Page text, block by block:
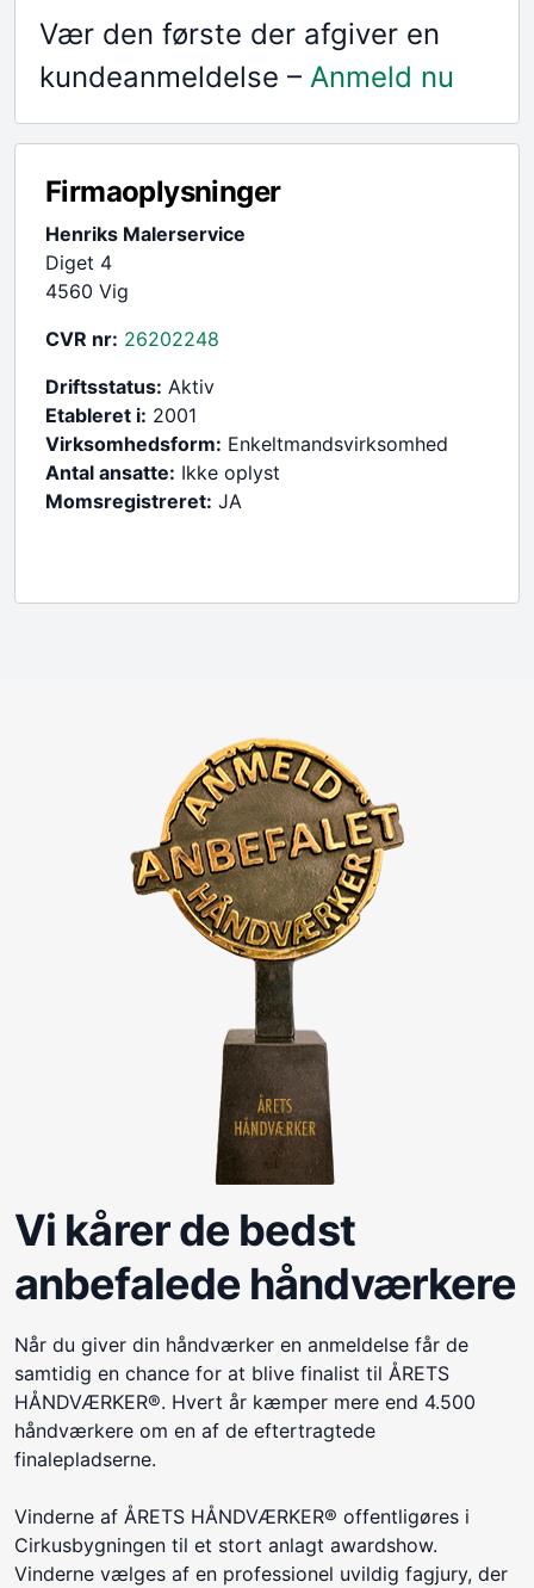
Vær den første der afgiver en
kundeanmeldelse – Anmeld nu
Firmaoplysninger
Henriks Malerservice
Diget 4
4560 Vig
CVR nr: 26202248
Driftsstatus: Aktiv
Etableret i: 2001
Virksomhedsform: Enkeltmandsvirksomhed
Antal ansatte: Ikke oplyst
Momsregistreret: JA
Vi kårer de bedst
anbefalede håndværkere
Når du giver din håndværker en anmeldelse får de
samtidig en chance for at blive finalist til ÅRETS
HÅNDVÆRKER®. Hvert år kæmper mere end 4.500
håndværkere om en af de eftertragtede
finalepladserne.
Vinderne af ÅRETS HÅNDVÆRKER® offentligøres i
Cirkusbygningen til et stort anlagt awardshow.
Vinderne vælges af en professionel uvildig fagjury, der